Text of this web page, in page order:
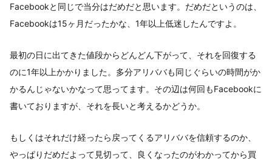
Facebookと同じで当分はだめだと思います。だめだというのは、
Facebookは15ヶ月だったかな、1年以上低迷したんですよ。
最初の日に出てきた値段からどんどん下がって、それを回復する
のに1年以上かかりました。多分アリババも同じぐらいの時間がか
かるんじゃないかなって思ってます。その辺は何回もFacebookに
書いておりますが、それを長いと考えるかどうか。
もしくはそれだけ経ったら戻ってくるアリババを信頼するのか、
やっぱりだめだよって見切って、良くなったのがわかってから買